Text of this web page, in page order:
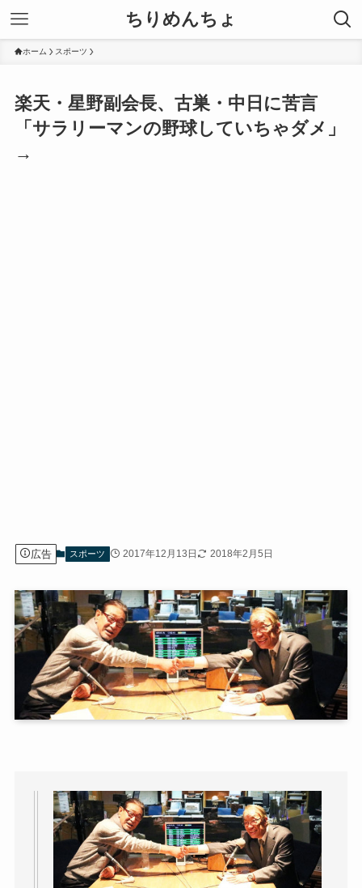
ちりめんちょ
ホーム スポーツ
楽天・星野副会長、古巣・中日に苦言
「サラリーマンの野球していちゃダメ」
→
広告 スポーツ 2017年12月13日 2018年2月5日